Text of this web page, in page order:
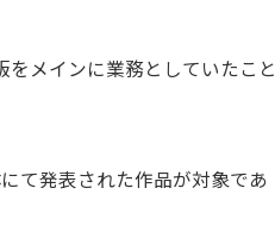
メインに業務としていたこと
て発表された作品が対象であ